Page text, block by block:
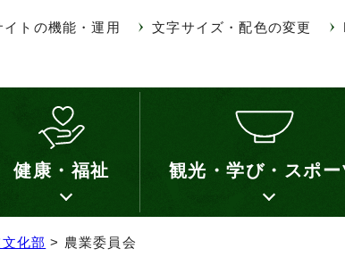
イトの機能・運用 文字サイズ・配色の変更
健康・福祉 観光・学び・スポー
化部 > 農業委員会